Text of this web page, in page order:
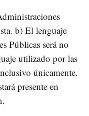
b) El lenguaje
Públicas será no
utilizado por las
únicamente.
presente en